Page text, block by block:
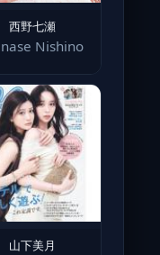
西野七瀬
Nishino
山下美月